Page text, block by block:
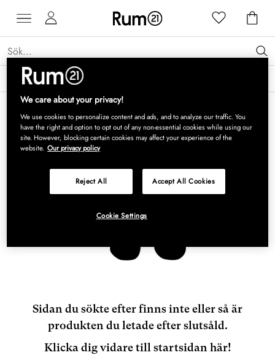
Få 15 % rabatt på Grythyttan Stålmöbler* →
Sidan du sökte efter finns inte eller så är
produkten du letade efter slutsåld.
Klicka dig vidare till startsidan här!
We care about your privacy!
We use cookies to personalize content and ads, and to analyze our traffic. You
have the right and option to opt out of any non-essential cookies while using our
site. However, blocking certain cookies may affect your experience of the
website. Our privacy policy
Reject All Accept All Cookies
Cookie Settings